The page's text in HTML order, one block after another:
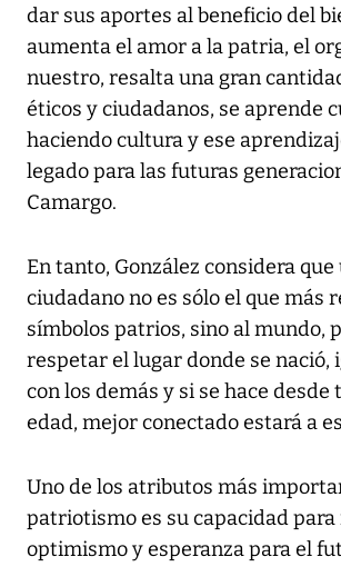
dar sus aportes al beneficio del
aumenta el amor a la patria, el
nuestro, resalta una gran
éticos y ciudadanos, se aprende
haciendo cultura y ese
legado para las futuras
Camargo.
En tanto, González considera que
ciudadano no es sólo el que más
símbolos patrios, sino al mundo,
respetar el lugar donde se nació,
con los demás y si se hace desde
edad, mejor conectado estará a
Uno de los atributos más
patriotismo es su capacidad
optimismo y esperanza para el